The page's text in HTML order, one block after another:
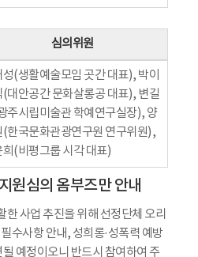
심의위원
성(생활예술모임 곳간 대표), 박이
(대안공간 문화살롱공 대표), 변길
주시립미술관 학예연구실장), 양
(한국문화관광연구원 연구위원),
희(비평그룹 시각 대표)
원심의 옴부즈만 안내
한 사업 추진을 위해 선정단체 오리
수사항 안내, 성희롱·성폭력 예방
예정이오니 반드시 참여하여 주